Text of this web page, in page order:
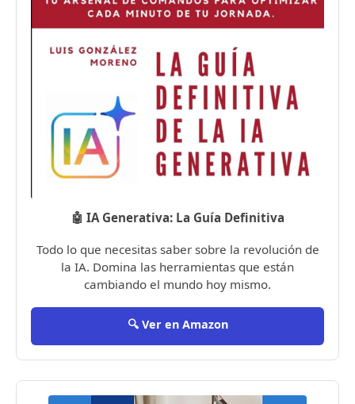
🤖 IA Generativa: La Guía Definitiva
Todo lo que necesitas saber sobre la revolución de
la IA. Domina las herramientas que están
cambiando el mundo hoy mismo.
🔍 Ver en Amazon